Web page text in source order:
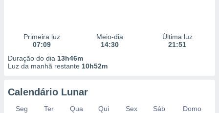
Primeira luz
07:09
Meio-dia
14:30
Última luz
21:51
Duração do dia 13h46m
Luz da manhã restante 10h52m
Calendário Lunar
Seg Ter Qua Qui Sex Sáb
Domo